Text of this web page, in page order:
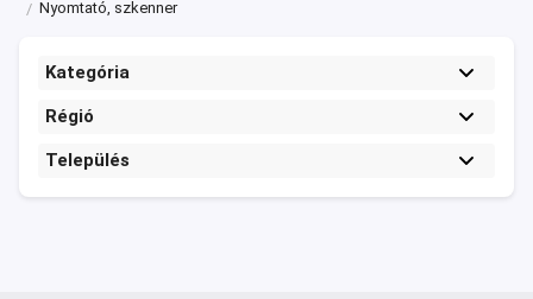
Nyomtató, szkenner
Kategória
Régió
Település